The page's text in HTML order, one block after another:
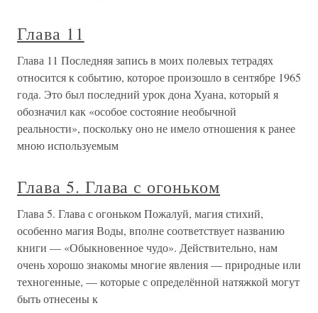
Глава 11
Глава 11 Последняя запись в моих полевых тетрадях
относится к событию, которое произошло в сентябре 1965
года. Это был последний урок дона Хуана, который я
обозначил как «особое состояние необычной
реальности», поскольку оно не имело отношения к ранее
мною используемым
Глава 5. Глава с огоньком
Глава 5. Глава с огоньком Пожалуй, магия стихий,
особенно магия Воды, вполне соответствует названию
книги — «Обыкновенное чудо». Действительно, нам
очень хорошо знакомы многие явления — природные или
техногенные, — которые с определённой натяжкой могут
быть отнесены к